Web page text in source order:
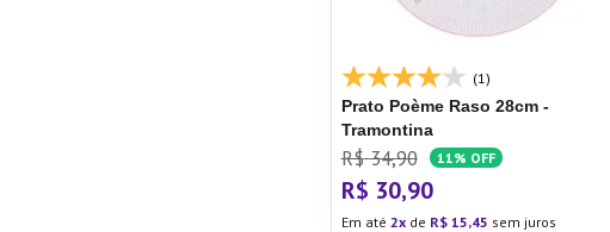
(1)
Prato Poème Raso 28cm -
Tramontina
R$ 34,90 11% OFF
R$ 30,90
Em até 2 de R$ 15,45 sem juros